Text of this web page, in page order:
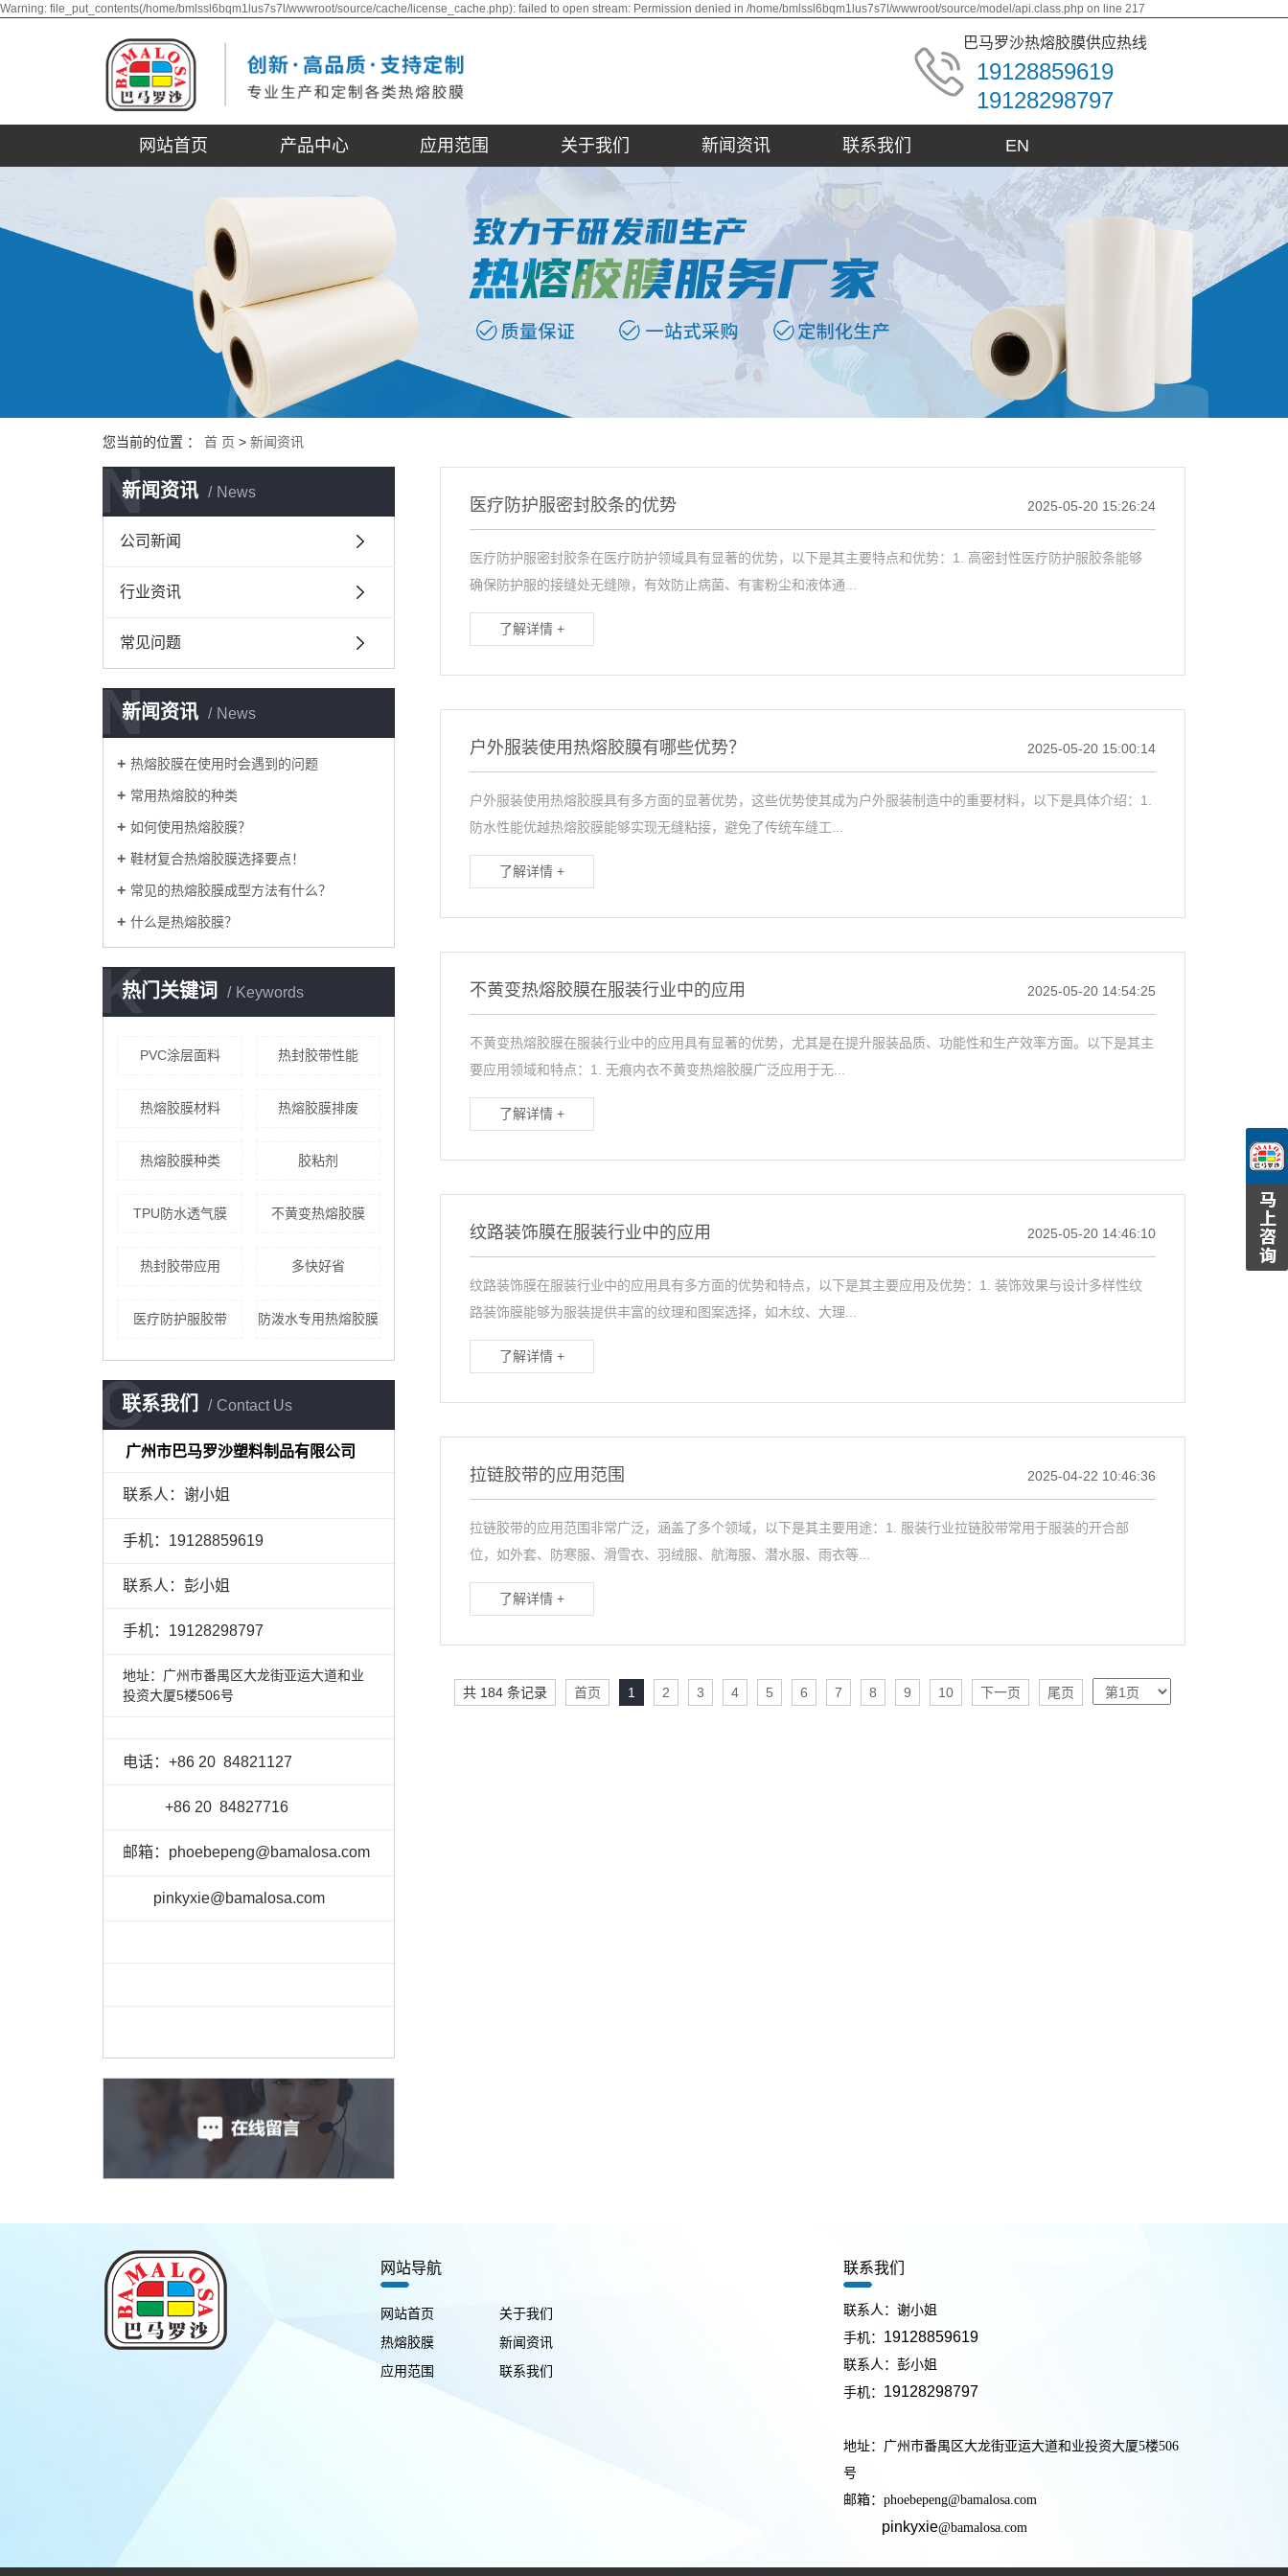
Warning: file_put_contents(/home/bmlssl6bqm1lus7s7l/wwwroot/source/cache/license_cache.php): failed to open stream: Permission denied in /home/bmlssl6bqm1lus7s7l/wwwroot/source/model/api.class.php on line 217
巴马罗沙热熔胶膜供应热线
19128859619
19128298797
网站首页 产品中心 应用范围 关于我们 新闻资讯 联系我们 EN
您当前的位置 ：首 页 >新闻资讯
新闻资讯 News
N
公司新闻
行业资讯
常见问题
新闻资讯 News
N
热熔胶膜在使用时会遇到的问题
常用热熔胶的种类
如何使用热熔胶膜？
鞋材复合热熔胶膜选择要点！
常见的热熔胶膜成型方法有什么？
什么是热熔胶膜？
热门关键词 Keywords
K
PVC涂层面料 热封胶带性能
热熔胶膜材料 热熔胶膜排废
热熔胶膜种类 胶粘剂
TPU防水透气膜 不黄变热熔胶膜
热封胶带应用 多快好省
医疗防护服胶带 防泼水专用热熔胶膜
联系我们 Contact Us
C
广州市巴马罗沙塑料制品有限公司
联系人：谢小姐
手机： 19128859619
联系人：彭小姐
手机： 19128298797
地址：广州市番禺区大龙街亚运大道和业
投资大厦5楼506号
电话： +86 20 84821127
+86 20 84827716
邮箱： phoebepeng@bamalosa.com
pinkyxie@bamalosa.com
医疗防护服密封胶条的优势 2025-05-20 15:26:24
医疗防护服密封胶条在医疗防护领域具有显著的优势，以下是其主要特点和优势：1. 高密封性医疗防护服胶条能够
确保防护服的接缝处无缝隙，有效防止病菌、有害粉尘和液体通...
了解详情 +
户外服装使用热熔胶膜有哪些优势？ 2025-05-20 15:00:14
户外服装使用热熔胶膜具有多方面的显著优势，这些优势使其成为户外服装制造中的重要材料，以下是具体介绍：1.
防水性能优越热熔胶膜能够实现无缝粘接，避免了传统车缝工...
了解详情 +
不黄变热熔胶膜在服装行业中的应用 2025-05-20 14:54:25
不黄变热熔胶膜在服装行业中的应用具有显著的优势，尤其是在提升服装品质、功能性和生产效率方面。以下是其主
要应用领域和特点：1. 无痕内衣不黄变热熔胶膜广泛应用于无...
了解详情 +
纹路装饰膜在服装行业中的应用 2025-05-20 14:46:10
纹路装饰膜在服装行业中的应用具有多方面的优势和特点，以下是其主要应用及优势：1. 装饰效果与设计多样性纹
路装饰膜能够为服装提供丰富的纹理和图案选择，如木纹、大理...
了解详情 +
拉链胶带的应用范围 2025-04-22 10:46:36
拉链胶带的应用范围非常广泛，涵盖了多个领域，以下是其主要用途：1. 服装行业拉链胶带常用于服装的开合部
位，如外套、防寒服、滑雪衣、羽绒服、航海服、潜水服、雨衣等...
了解详情 +
共 184 条记录 首页 1 2 3 4 5 6 7 8 9 10 下一页 尾页
网站导航
网站首页
关于我们
热熔胶膜
新闻资讯
应用范围
联系我们
联系我们
联系人：谢小姐
手机： 19128859619
联系人：彭小姐
手机： 19128298797
地址：广州市番禺区大龙街亚运大道和业投资大厦5楼506
号
邮箱：phoebepeng@bamalosa.com
pinkyxie@bamalosa.com